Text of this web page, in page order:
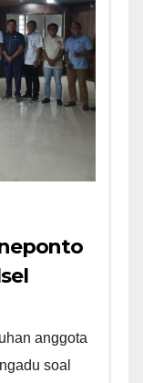
anggota
soal